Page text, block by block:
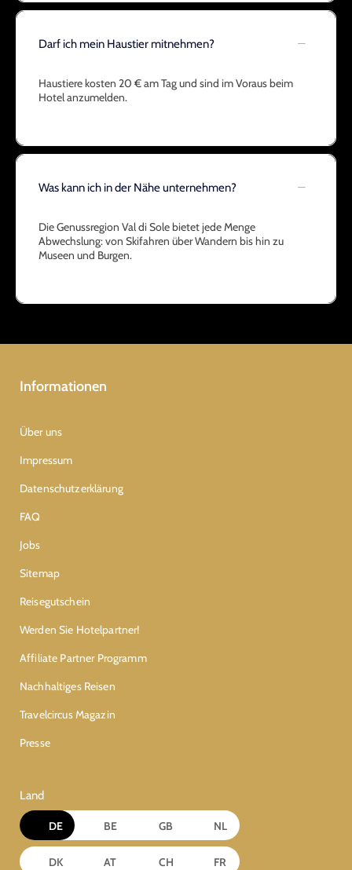
Darf ich mein Haustier mitnehmen?
Haustiere kosten 20 € am Tag und sind im Voraus beim
Hotel anzumelden.
Was kann ich in der Nähe unternehmen?
Die Genussregion Val di Sole bietet jede Menge
Abwechslung: von Skifahren über Wandern bis hin zu
Museen und Burgen.
Informationen
Über uns
Impressum
Datenschutzerklärung
FAQ
Jobs
Sitemap
Reisegutschein
Werden Sie Hotelpartner!
Affiliate Partner Programm
Nachhaltiges Reisen
Travelcircus Magazin
Presse
Land
DE BE GB NL
DK AT CH FR